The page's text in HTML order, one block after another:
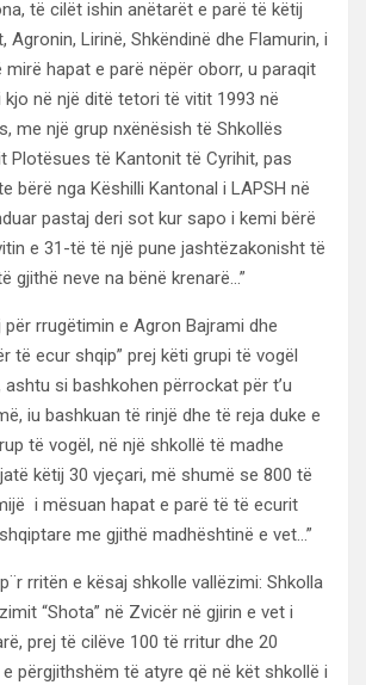
të cilët ishin anëtarët e parë të këtij
Agronin, Lirinë, Shkëndinë dhe Flamurin, i
mirë hapat e parë nëpër oborr, u paraqit
kjo në një ditë tetori të vitit 1993 në
me një grup nxënësish të Shkollës
Plotësues të Kantonit të Cyrihit, pas
bërë nga Këshilli Kantonal i LAPSH në
pastaj deri sot kur sapo i kemi bërë
e 31-të të një pune jashtëzakonisht të
gjithë neve na bënë krenarë…”
rrugëtimin e Agron Bajrami dhe
të ecur shqip” prej këti grupi të vogël
si bashkohen përrockat për t’u
iu bashkuan të rinjë dhe të reja duke e
të vogël, në një shkollë të madhe
këtij 30 vjeçari, më shumë se 800 të
i mësuan hapat e parë të të ecurit
me gjithë madhështinë e vet…”
rritën e kësaj shkolle vallëzimi: Shkolla
“Shota” në Zvicër në gjirin e vet i
prej të cilëve 100 të rritur dhe 20
përgjithshëm të atyre që në kët shkollë i